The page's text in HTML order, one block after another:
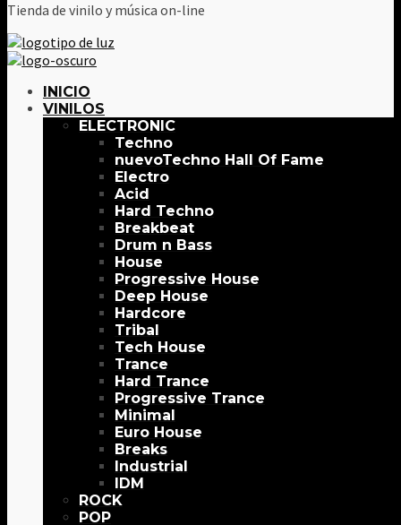
Tienda de vinilo y música on-line
INICIO
VINILOS
ELECTRONIC
Techno
Techno Hall Of Fame
Electro
Acid
Hard Techno
Breakbeat
Drum n Bass
House
Progressive House
Deep House
Hardcore
Tribal
Tech House
Trance
Hard Trance
Progressive Trance
Minimal
Euro House
Breaks
Industrial
IDM
ROCK
POP